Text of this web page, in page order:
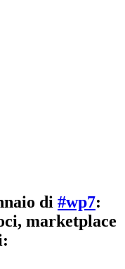
di #wp7:
marketplace